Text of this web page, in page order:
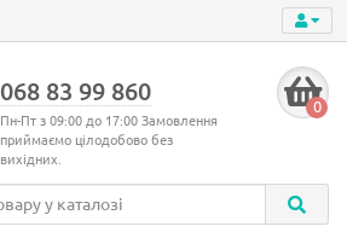
068 83 99 860
Пн-Пт з 09:00 до 17:00 Замовлення
приймаємо цілодобово без
вихідних.
0